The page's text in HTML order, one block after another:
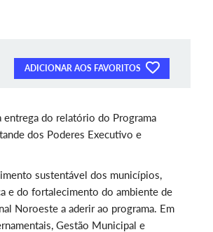
ADICIONAR AOS FAVORITOS
do relatório do Programa
dos Poderes Executivo e
sustentável dos municípios,
e do fortalecimento do ambiente de
Noroeste a aderir ao programa. Em
Gestão Municipal e